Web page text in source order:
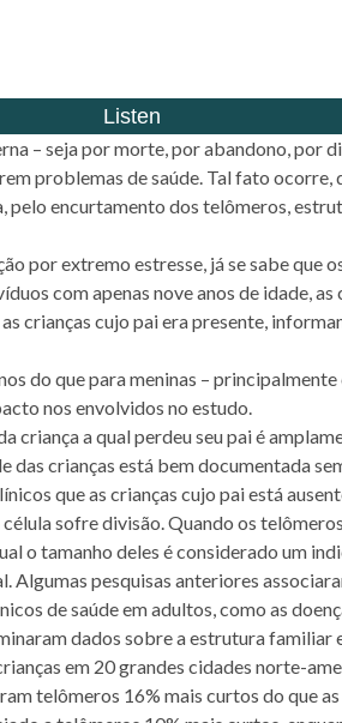
– seja por morte, por abandono, por
problemas de saúde. Tal fato ocorre,
pelo encurtamento dos telômeros,
por extremo estresse, já se sabe que
com apenas nove anos de idade,
crianças cujo pai era presente,
do que para meninas –
nos envolvidos no estudo.
a qual perdeu seu pai é
das crianças está bem documentada
que as crianças cujo pai está
sofre divisão. Quando os
o tamanho deles é considerado um
Algumas pesquisas anteriores
de saúde em adultos, como as
dados sobre a estrutura
em 20 grandes cidades norte-
telômeros 16% mais curtos do que